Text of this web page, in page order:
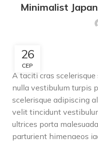
Minimalist
26
СЕР
A taciti cras
nulla vestibulum turpis
scelerisque adipiscing
velit tincidunt
ultrices porta
parturient himenaeos